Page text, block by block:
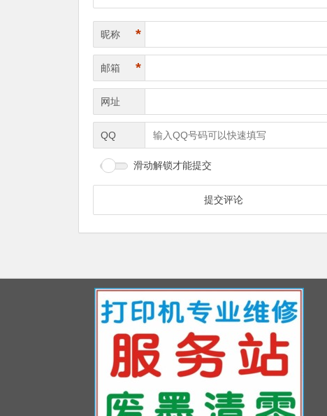
昵称 *
邮箱 *
网址
QQ
滑动解锁才能提交